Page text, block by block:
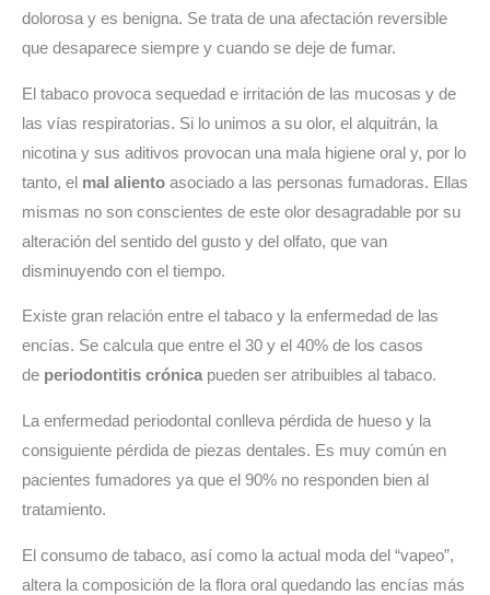
dolorosa y es benigna. Se trata de una afectación reversible
que desaparece siempre y cuando se deje de fumar.
El tabaco provoca sequedad e irritación de las mucosas y de
las vías respiratorias. Si lo unimos a su olor, el alquitrán, la
nicotina y sus aditivos provocan una mala higiene oral y, por lo
tanto, el mal aliento asociado a las personas fumadoras. Ellas
mismas no son conscientes de este olor desagradable por su
alteración del sentido del gusto y del olfato, que van
disminuyendo con el tiempo.
Existe gran relación entre el tabaco y la enfermedad de las
encías. Se calcula que entre el 30 y el 40% de los casos
de periodontitis crónicapueden ser atribuibles al tabaco.
La enfermedad periodontal conlleva pérdida de hueso y la
consiguiente pérdida de piezas dentales. Es muy común en
pacientes fumadores ya que el 90% no responden bien al
tratamiento.
El consumo de tabaco, así como la actual moda del “vapeo”,
altera la composición de la flora oral quedando las encías más